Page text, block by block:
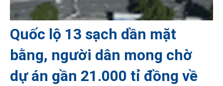
Quốc lộ 13 sạch dần mặt
bằng, người dân mong chờ
dự án gần 21.000 tỉ đồng về